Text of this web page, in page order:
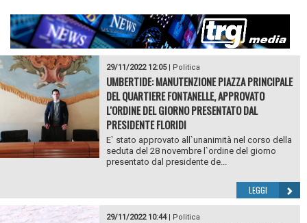
29/11/2022 12:05| Politica
UMBERTIDE: MANUTENZIONE PIAZZA PRINCIPALE
DEL QUARTIERE FONTANELLE, APPROVATO
L'ORDINE DEL GIORNO PRESENTATO DAL
PRESIDENTE FLORIDI
E` stato approvato all`unanimità nel corso della
seduta del 28 novembre l`ordine del giorno
presentato dal presidente de...
LEGGI
29/11/2022 10:44| Politica